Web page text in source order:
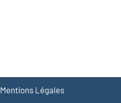
Mentions Légales